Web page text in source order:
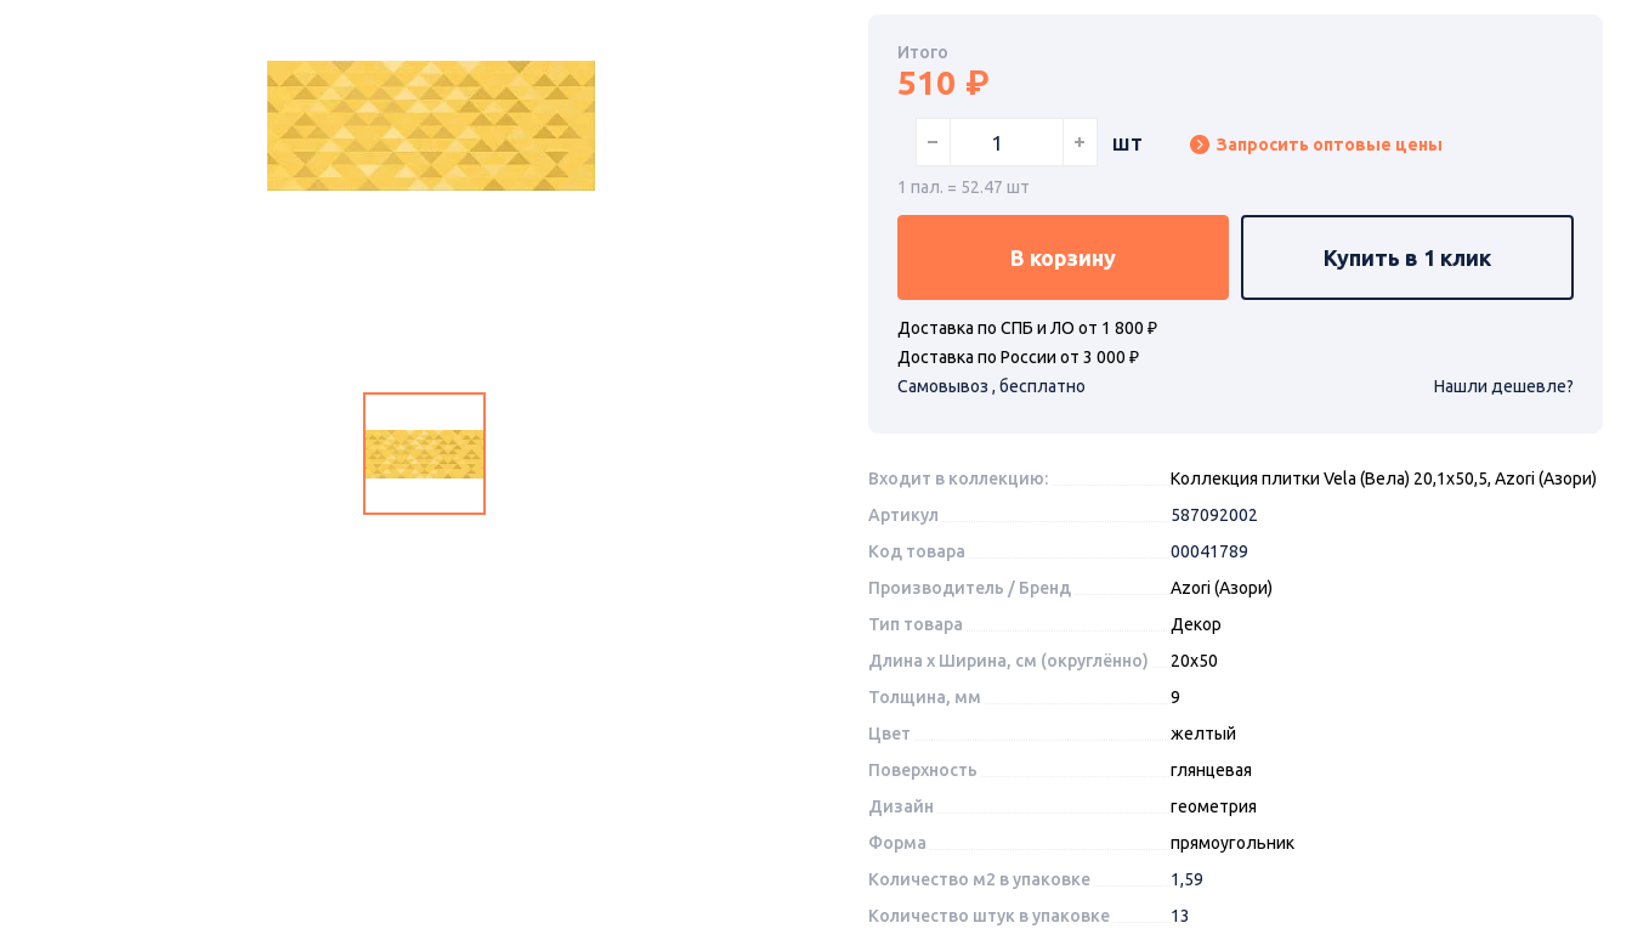
Итого
510
шт
1 пал. = 52.47 шт
Запросить оптовые цены
В корзину Купить в 1 клик
Доставка по СПБ и ЛО от 1 800 ₽
Доставка по России от 3 000 ₽
Самовывоз , бесплатно
Нашли дешевле?
Входит в коллекцию:
Коллекция плитки Vela (Вела) 20,1х50,5, Azori (Азори)
Артикул
587092002
Код товара
00041789
Производитель / Бренд
Azori (Азори)
Тип товара
Декор
Длина x Ширина, см (округлённо)
20x50
Толщина, мм
9
Цвет
желтый
Поверхность
глянцевая
Дизайн
геометрия
Форма
прямоугольник
Количество м2 в упаковке
1,59
Количество штук в упаковке
13